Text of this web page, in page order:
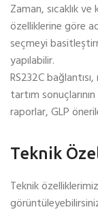
Zaman, sıcaklık
özelliklerine göre
seçmeyi
yapılabilir.
RS232C
tartım
raporlar, GLP
Teknik
Teknik